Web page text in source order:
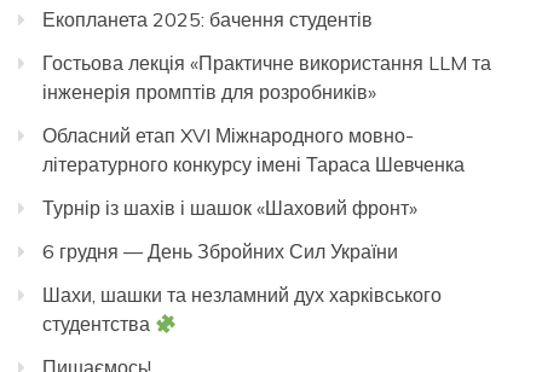
Екопланета 2025: бачення студентів
Гостьова лекція «Практичне використання LLM та
інженерія промптів для розробників»
Обласний етап XVI Міжнародного мовно-
літературного конкурсу імені Тараса Шевченка
Турнір із шахів і шашок «Шаховий фронт»
6 грудня — День Збройних Сил України
Шахи, шашки та незламний дух харківського
студентства